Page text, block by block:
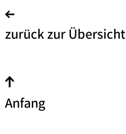
zurück zur Übersicht
Anfang